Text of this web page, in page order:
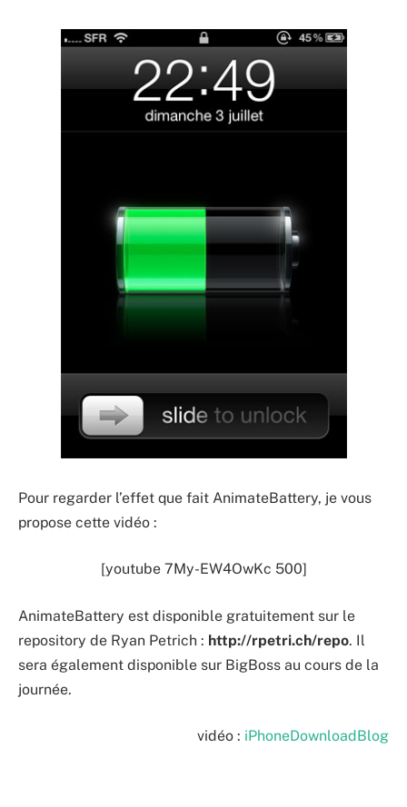
Pour regarder l’effet que fait AnimateBattery, je vous
propose cette vidéo :
[youtube 7My-EW4OwKc 500]
AnimateBattery est disponible gratuitement sur le
repository de Ryan Petrich : http://rpetri.ch/repo. Il
sera également disponible sur BigBoss au cours de la
journée.
vidéo : iPhoneDownloadBlog